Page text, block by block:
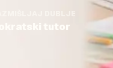
tutor